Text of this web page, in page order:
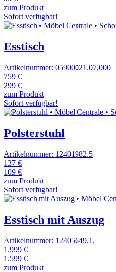
zum Produkt
Sofort verfügbar!
Esstisch
Artikelnummer: 05900021.07.000
759 €
299 €
zum Produkt
Sofort verfügbar!
Polsterstuhl
Artikelnummer: 12401982.5
137 €
109 €
zum Produkt
Sofort verfügbar!
Esstisch mit Auszug
Artikelnummer: 12405649.1.
1.999 €
1.599 €
zum Produkt